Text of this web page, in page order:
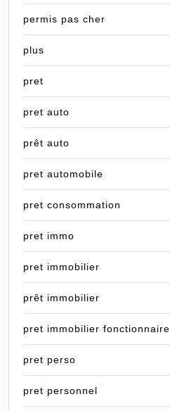
permis pas cher
plus
pret
pret auto
prêt auto
pret automobile
pret consommation
pret immo
pret immobilier
prêt immobilier
pret immobilier fonctionnaire
pret perso
pret personnel